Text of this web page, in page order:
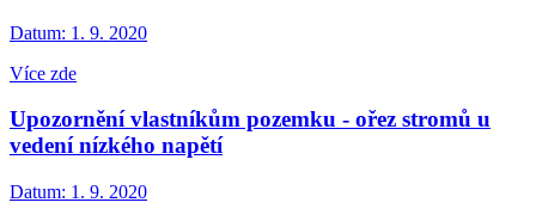
Datum: 1. 9. 2020
Více zde
Upozornění vlastníkům pozemku - ořez stromů u
vedení nízkého napětí
Datum: 1. 9. 2020